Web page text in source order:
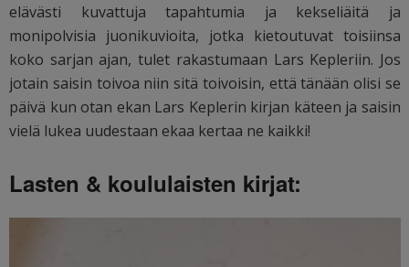
elävästi kuvattuja tapahtumia ja kekseliäitä ja
monipolvisia juonikuvioita, jotka kietoutuvat toisiinsa
koko sarjan ajan, tulet rakastumaan Lars Kepleriin. Jos
jotain saisin toivoa niin sitä toivoisin, että tänään olisi se
päivä kun otan ekan Lars Keplerin kirjan käteen ja saisin
vielä lukea uudestaan ekaa kertaa ne kaikki!
Lasten & koululaisten kirjat: